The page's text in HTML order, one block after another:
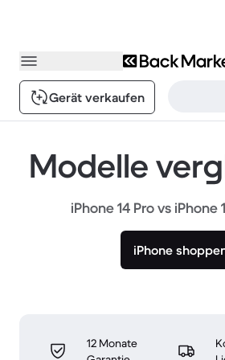
Gerät verkaufen
Modelle
iPhone 14 Pro vs iPhone
iPhone
12 Monate